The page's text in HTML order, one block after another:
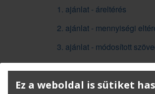
1. ajánlat - áreltérés
2. ajánlat - mennyiségi
3. ajánlat - módosított
4. ajánlat - másik
5. ajánlat - plusz tétel
Ez a weboldal is sütiket